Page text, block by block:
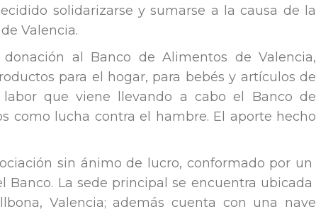
solidarizarse y sumarse a la causa de la
Valencia.
al Banco de Alimentos de Valencia,
para el hogar, para bebés y artículos de
que viene llevando a cabo el Banco de
como lucha contra el hambre. El aporte hecho
sin ánimo de lucro, conformado por un
La sede principal se encuentra ubicada
Valencia; además cuenta con una nave